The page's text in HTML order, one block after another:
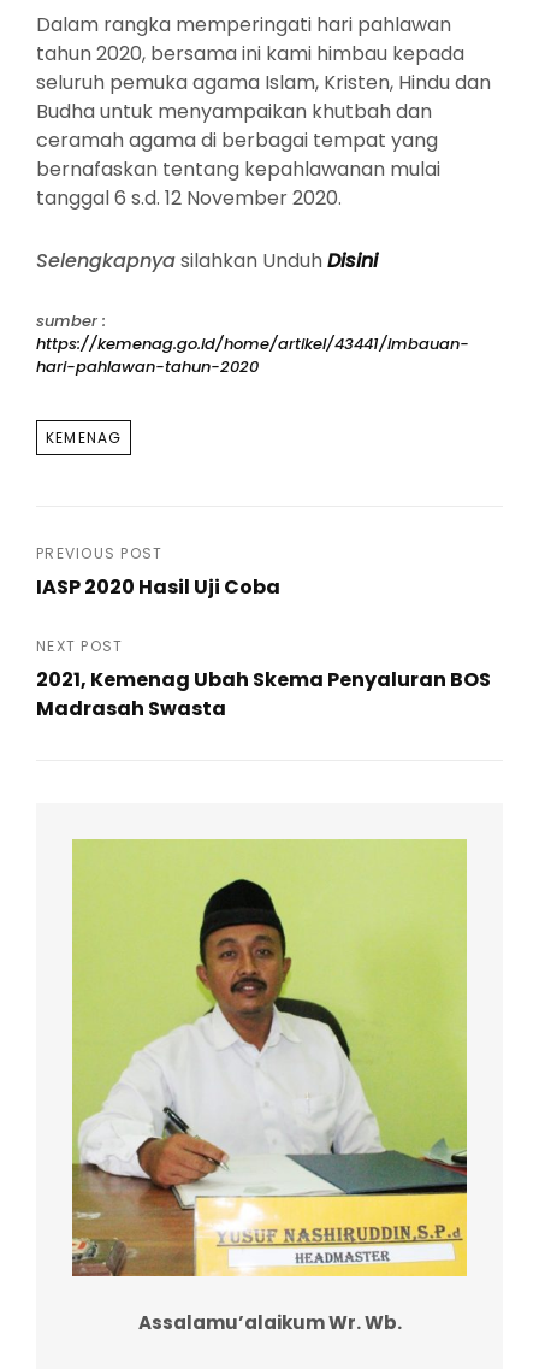
Dalam rangka memperingati hari pahlawan
tahun 2020, bersama ini kami himbau kepada
seluruh pemuka agama Islam, Kristen, Hindu dan
Budha untuk menyampaikan khutbah dan
ceramah agama di berbagai tempat yang
bernafaskan tentang kepahlawanan mulai
tanggal 6 s.d. 12 November 2020.
Selengkapnyasilahkan UnduhDisini
sumber :
https://kemenag.go.id/home/artikel/43441/imbauan-
hari-pahlawan-tahun-2020
TAGS
KEMENAG
Post
navigation
PREVIOUS POST
IASP 2020 Hasil Uji Coba
Post
NEXT POST
2021, Kemenag Ubah Skema Penyaluran BOS
Madrasah Swasta
Assalamu’alaikum Wr. Wb.